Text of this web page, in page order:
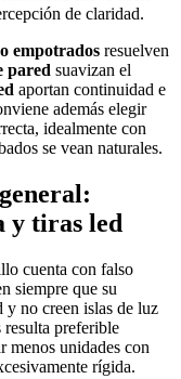
de claridad.
empotrados resuelven
pared suavizan el
aportan continuidad e
además elegir
idealmente con
se vean naturales.
y tiras led
cuenta con falso
siempre que su
y no creen islas de luz
resulta preferible
menos unidades con
rígida.